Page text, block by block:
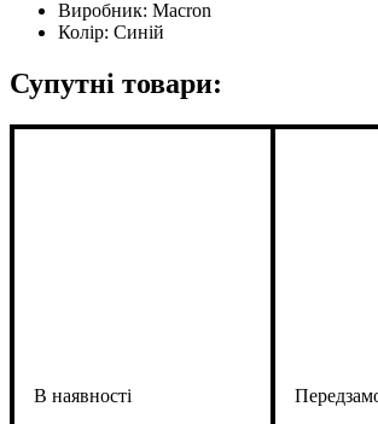
Виробник: Macron
Колір: Синій
Супутні товари: